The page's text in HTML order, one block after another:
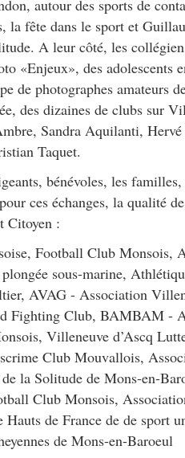
autour des sports de
la fête dans le sport et
A leur côté, les
«Enjeux», des adolescents
de photographes amateurs
des dizaines de clubs sur
Sandra Aquilanti,
Taquet.
bénévoles, les familles,
ces échanges, la qualité
Citoyen :
Football Club Monsois,
sous-marine,
AVAG - Association
Fighting Club, BAMBAM -
Villeneuve d’Ascq
Club Mouvallois,
la Solitude de Mons-en-
Club Monsois,
de France de de sport
de Mons-en-Baroeul